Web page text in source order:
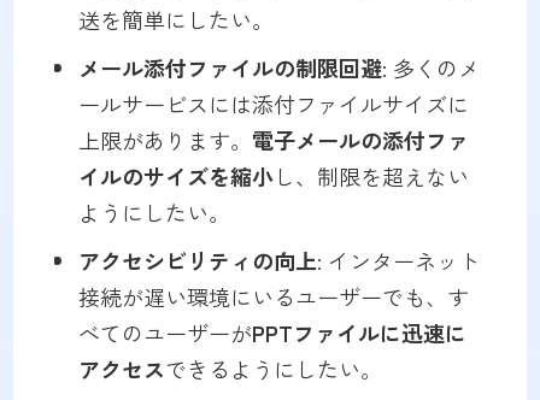
送を簡単にしたい。
メール添付ファイルの制限回避: 多くのメ
ールサービスには添付ファイルサイズに
上限があります。 電子メールの添付ファ
イルのサイズを縮小し、制限を超えない
ようにしたい。
アクセシビリティの向上: インターネット
接続が遅い環境にいるユーザーでも、す
べてのユーザーがPPTファイルに迅速に
アクセスできるようにしたい。